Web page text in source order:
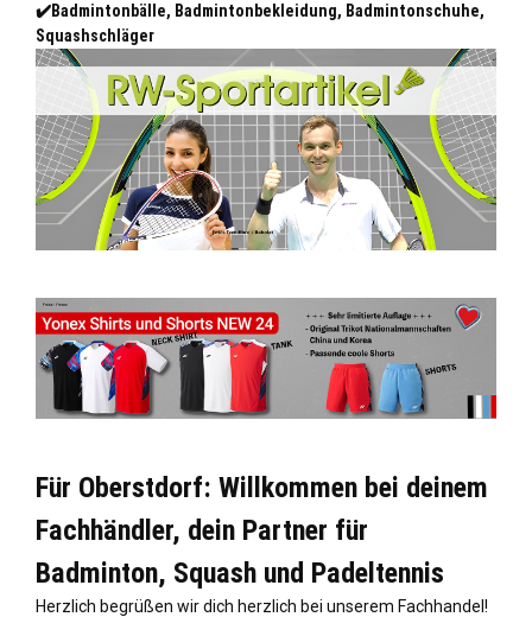
✔️Badmintonbälle, Badmintonbekleidung, Badmintonschuhe,
Squashschläger
Für Oberstdorf: Willkommen bei deinem
Fachhändler, dein Partner für
Badminton, Squash und Padeltennis
Herzlich begrüßen wir dich herzlich bei unserem Fachhandel!